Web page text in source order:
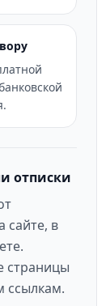
отписки
в
страницы
ссылкам.